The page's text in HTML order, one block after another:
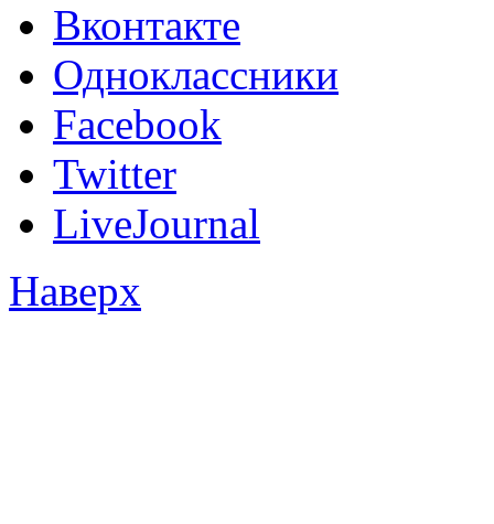
Вконтакте
Одноклассники
Facebook
Twitter
LiveJournal
Наверх